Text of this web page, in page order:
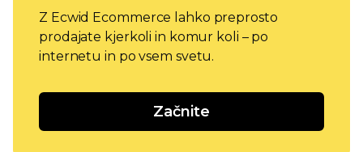
Z Ecwid Ecommerce lahko preprosto
prodajate kjerkoli in komur koli – po
internetu in po vsem svetu.
Začnite